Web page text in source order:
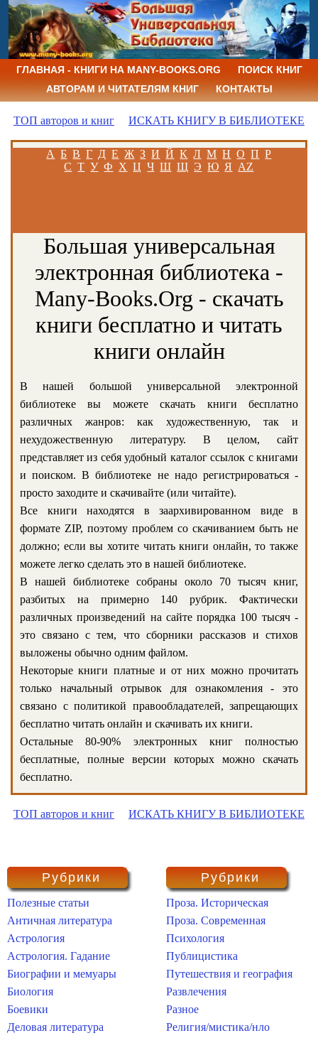
ГЛАВНАЯ - КНИГИ НА MANY-BOOKS.ORG
ПОИСК КНИГ
АВТОРАМ И ЧИТАТЕЛЯМ КНИГ
КОНТАКТЫ
ТОП авторов и книг ИСКАТЬ КНИГУ В БИБЛИОТЕКЕ
А Б В Г Д Е Ж З И Й К Л М Н О П Р
С Т У Ф Х Ц Ч Ш Щ Э Ю Я AZ
Большая универсальная
электронная библиотека -
Many-Books.Org - скачать
книги бесплатно и читать
книги онлайн
В нашей большой универсальной электронной
библиотеке вы можете скачать книги бесплатно
различных жанров: как художественную, так и
нехудожественную литературу. В целом, сайт
представляет из себя удобный каталог ссылок с книгами
и поиском. В библиотеке не надо регистрироваться -
просто заходите и скачивайте (или читайте).
Все книги находятся в заархивированном виде в
формате ZIP, поэтому проблем со скачиванием быть не
должно; если вы хотите читать книги онлайн, то также
можете легко сделать это в нашей библиотеке.
В нашей библиотеке собраны около 70 тысяч книг,
разбитых на примерно 140 рубрик. Фактически
различных произведений на сайте порядка 100 тысяч -
это связано с тем, что сборники рассказов и стихов
выложены обычно одним файлом.
Некоторые книги платные и от них можно прочитать
только начальный отрывок для ознакомления - это
связано с политикой правообладателей, запрещающих
бесплатно читать онлайн и скачивать их книги.
Остальные 80-90% электронных книг полностью
бесплатные, полные версии которых можно скачать
бесплатно.
ТОП авторов и книг ИСКАТЬ КНИГУ В БИБЛИОТЕКЕ
Рубрики
Полезные статьи
Античная литература
Астрология
Астрология. Гадание
Биографии и мемуары
Биология
Боевики
Деловая литература
Рубрики
Проза. Историческая
Проза. Современная
Психология
Публицистика
Путешествия и география
Развлечения
Разное
Религия/мистика/нло